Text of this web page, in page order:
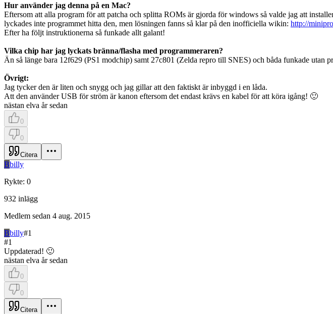
Hur använder jag denna på en Mac?
Eftersom att alla program för att patcha och splitta ROMs är gjorda för windows så valde jag att
lyckades inte programmet hitta den, men lösningen fanns så klar på den inofficiella wikin: http://
Efter ha följt instruktionerna så funkade allt galant!
Vilka chip har jag lyckats bränna/flasha med programmeraren?
Än så länge bara 12f629 (PS1 modchip) samt 27c801 (Zelda repro till SNES) och båda funkade utan
Övrigt:
Jag tycker den är liten och snygg och jag gillar att den faktiskt är inbyggd i en låda.
Att den använder USB för ström är kanon eftersom det endast krävs en kabel för att köra igång! 🙂
nästan elva år sedan
0
0
Citera
Bbilly
Rykte: 0
932 inlägg
Medlem sedan 4 aug. 2015
Bbilly#1
#1
Uppdaterad! 🙂
nästan elva år sedan
0
0
Citera